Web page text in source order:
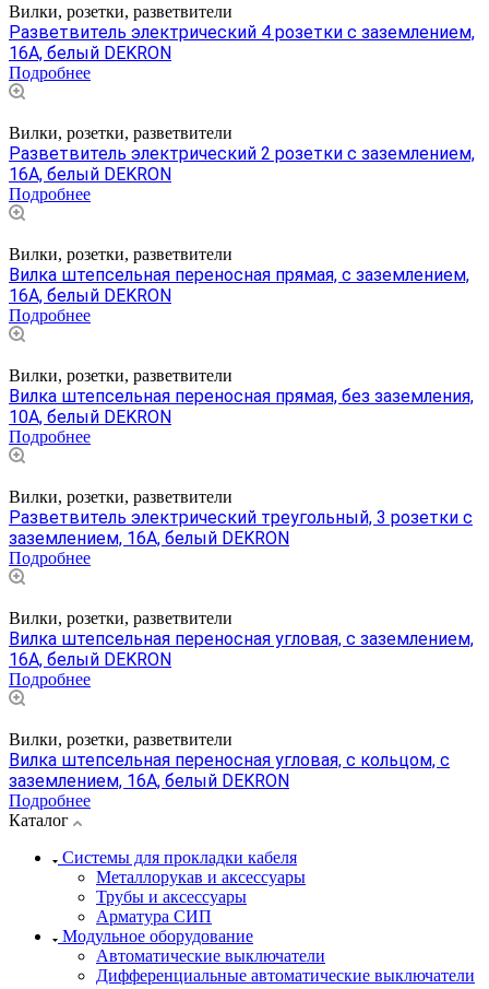
Вилки, розетки, разветвители
Разветвитель электрический 4 розетки с заземлением,
16А, белый DEKRON
Подробнее
Вилки, розетки, разветвители
Разветвитель электрический 2 розетки с заземлением,
16А, белый DEKRON
Подробнее
Вилки, розетки, разветвители
Вилка штепсельная переносная прямая, с заземлением,
16A, белый DEKRON
Подробнее
Вилки, розетки, разветвители
Вилка штепсельная переносная прямая, без заземления,
10A, белый DEKRON
Подробнее
Вилки, розетки, разветвители
Разветвитель электрический треугольный, 3 розетки с
заземлением, 16A, белый DEKRON
Подробнее
Вилки, розетки, разветвители
Вилка штепсельная переносная угловая, с заземлением,
16A, белый DEKRON
Подробнее
Вилки, розетки, разветвители
Вилка штепсельная переносная угловая, с кольцом, с
заземлением, 16A, белый DEKRON
Подробнее
Каталог
Системы для прокладки кабеля
Металлорукав и аксессуары
Трубы и аксессуары
Арматура СИП
Модульное оборудование
Автоматические выключатели
Дифференциальные автоматические выключатели